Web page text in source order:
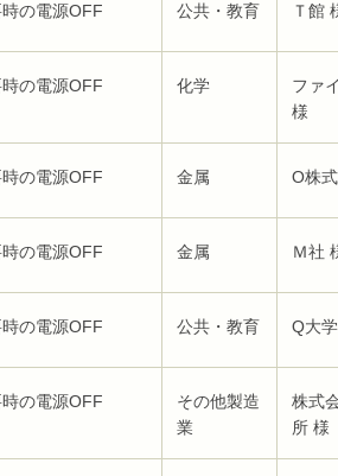
の電源OFF 公共・教育 Ｔ館
の電源OFF 化学
ファ
様
の電源OFF 金属 O株
の電源OFF 金属 Ｍ社
の電源OFF 公共・教育 Q大
の電源OFF
その他製造
業
株式
所 様